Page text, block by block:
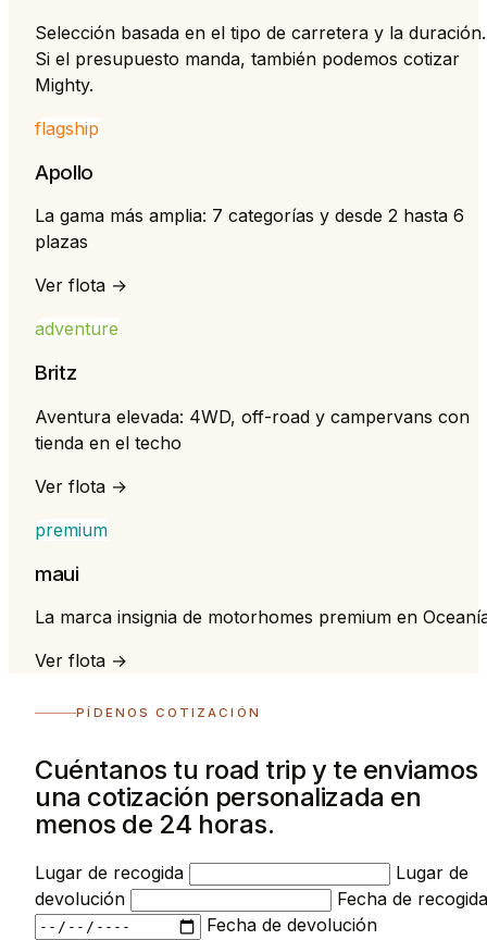
Selección basada en el tipo de carretera y la duración.
Si el presupuesto manda, también podemos cotizar
Mighty.
flagship
Apollo
La gama más amplia: 7 categorías y desde 2 hasta 6
plazas
Ver flota →
adventure
Britz
Aventura elevada: 4WD, off-road y campervans con
tienda en el techo
Ver flota →
premium
maui
La marca insignia de motorhomes premium en
Ver flota →
PÍDENOS COTIZACIÓN
Cuéntanos tu road trip y te enviamos
una cotización personalizada en
menos de 24 horas.
Lugar de recogida
Lugar de
devolución
Fecha de recogida
Fecha de devolución